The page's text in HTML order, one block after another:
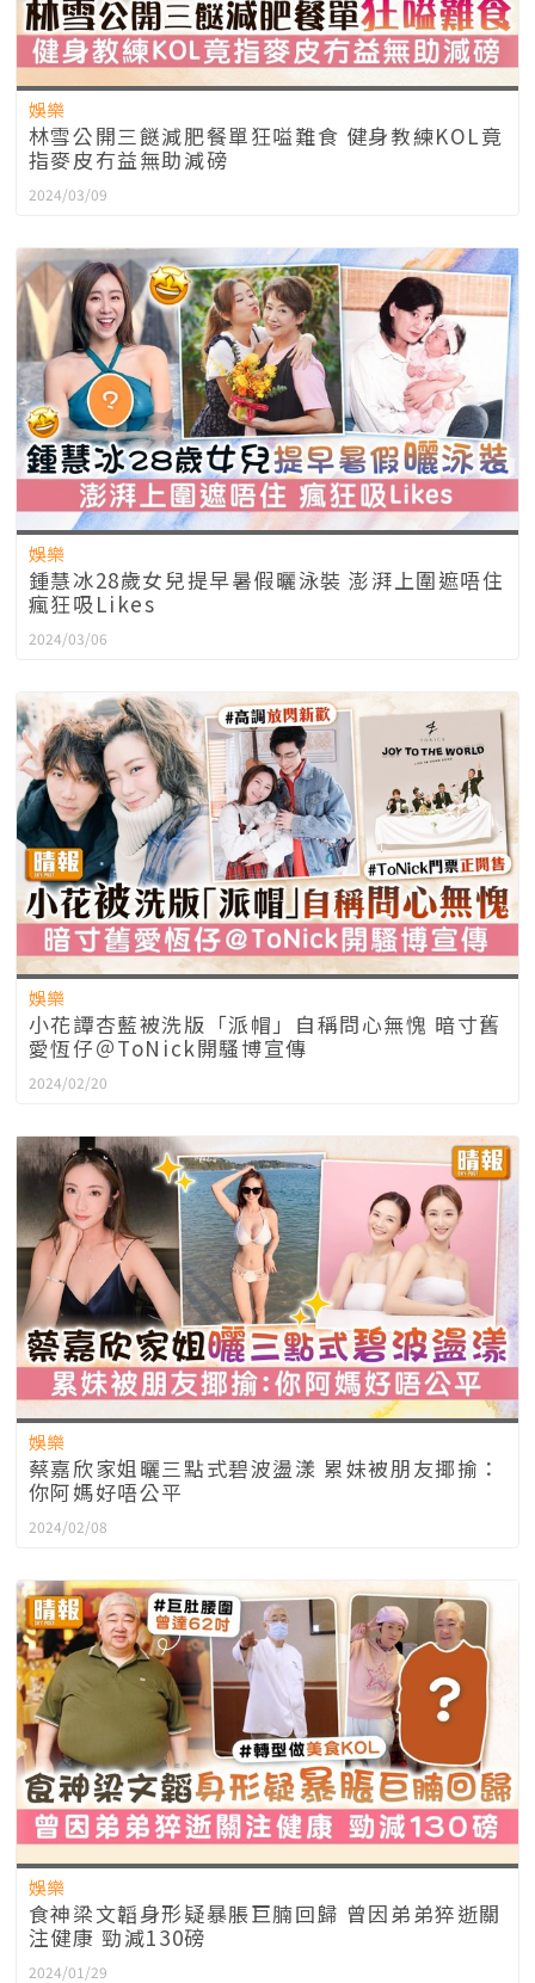
娛樂
林雪公開三餸減肥餐單狂嗌難食 健身教練KOL竟
指麥皮冇益無助減磅
2024/03/09
娛樂
鍾慧冰28歲女兒提早暑假曬泳裝 澎湃上圍遮唔住
瘋狂吸Likes
2024/03/06
娛樂
小花譚杏藍被洗版「派帽」自稱問心無愧 暗寸舊
愛恆仔＠ToNick開騷博宣傳
2024/02/20
娛樂
蔡嘉欣家姐曬三點式碧波盪漾 累妹被朋友揶揄：
你阿媽好唔公平
2024/02/08
娛樂
食神梁文韜身形疑暴脹巨腩回歸 曾因弟弟猝逝關
注健康 勁減130磅
2024/01/29